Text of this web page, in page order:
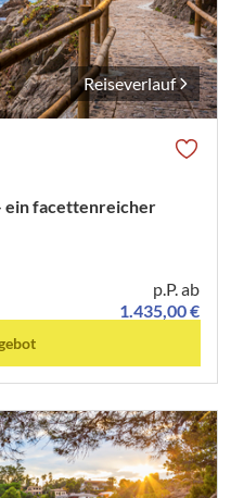
Reiseverlauf
ein facettenreicher
p.P. ab
1.435,00 €